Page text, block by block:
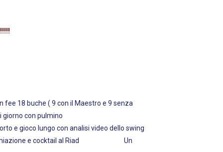
da golf.
il Maestro e 9 senza
giorno con pulmino
con analisi video dello swing
e cocktail al Riad Un